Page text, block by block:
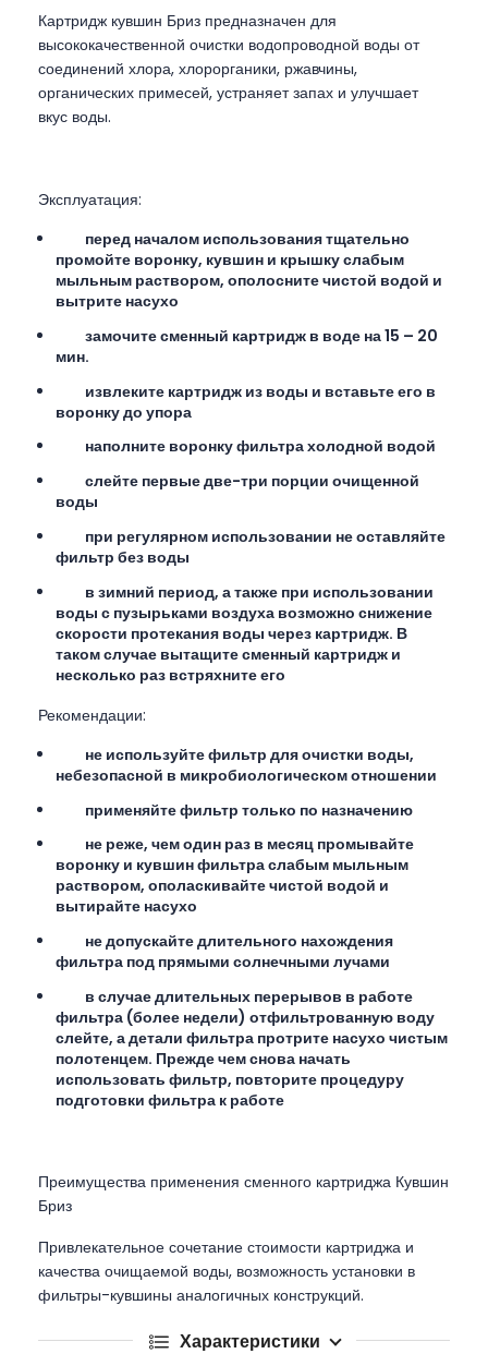
Картридж кувшин Бриз предназначен для
высококачественной очистки водопроводной воды от
соединений хлора, хлорорганики, ржавчины,
органических примесей, устраняет запах и улучшает
вкус воды.
Эксплуатация:
перед началом использования тщательно
промойте воронку, кувшин и крышку слабым
мыльным раствором, ополосните чистой водой и
вытрите насухо
замочите сменный картридж в воде на 15 – 20
мин.
извлеките картридж из воды и вставьте его в
воронку до упора
наполните воронку фильтра холодной водой
слейте первые две-три порции очищенной
воды
при регулярном использовании не оставляйте
фильтр без воды
в зимний период, а также при использовании
воды с пузырьками воздуха возможно снижение
скорости протекания воды через картридж. В
таком случае вытащите сменный картридж и
несколько раз встряхните его
Рекомендации:
не используйте фильтр для очистки воды,
небезопасной в микробиологическом отношении
применяйте фильтр только по назначению
не реже, чем один раз в месяц промывайте
воронку и кувшин фильтра слабым мыльным
раствором, ополаскивайте чистой водой и
вытирайте насухо
не допускайте длительного нахождения
фильтра под прямыми солнечными лучами
в случае длительных перерывов в работе
фильтра (более недели) отфильтрованную воду
слейте, а детали фильтра протрите насухо чистым
полотенцем. Прежде чем снова начать
использовать фильтр, повторите процедуру
подготовки фильтра к работе
Преимущества применения сменного картриджа Кувшин
Бриз
Привлекательное сочетание стоимости картриджа и
качества очищаемой воды, возможность установки в
фильтры-кувшины аналогичных конструкций.
Характеристики